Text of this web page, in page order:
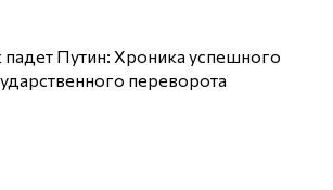
переворота